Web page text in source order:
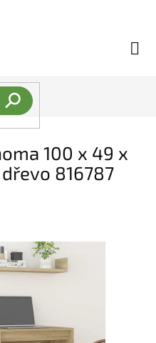
100 x 49 x
816787
hvězdiček.